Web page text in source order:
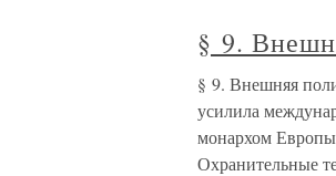
§ 9.
§ 9. Внешняя
усилила
монархом
Охранительные